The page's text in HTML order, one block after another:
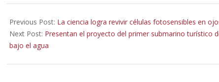
05-
16
Previous Post: La ciencia logra revivir células fotosensibles en
Next Post: Presentan el proyecto del primer submarino turístico
bajo el agua